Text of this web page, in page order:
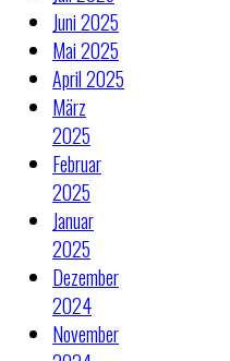
Juni 2025
Mai 2025
April 2025
März
2025
Februar
2025
Januar
2025
Dezember
2024
November